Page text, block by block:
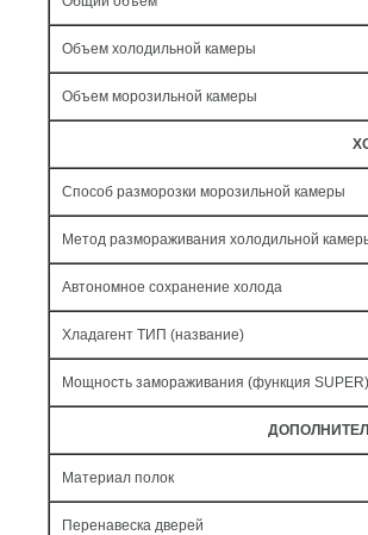
Объем холодильной камеры
Объем морозильной камеры
Способ разморозки морозильной камеры
Метод размораживания холодильной
Автономное сохранение холода
Хладагент ТИП (название)
Мощность замораживания (функция SUPER)
Материал полок
Перенавеска дверей